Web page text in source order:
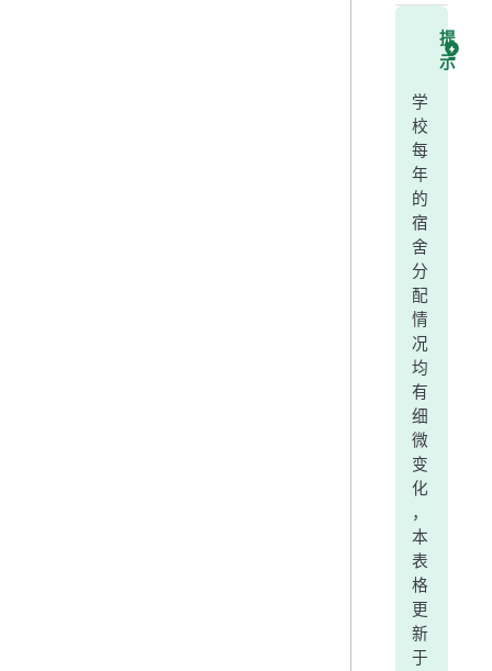
提
示
学
校
每
年
的
宿
舍
分
配
情
况
均
有
细
微
变
化
，
本
表
格
更
新
于